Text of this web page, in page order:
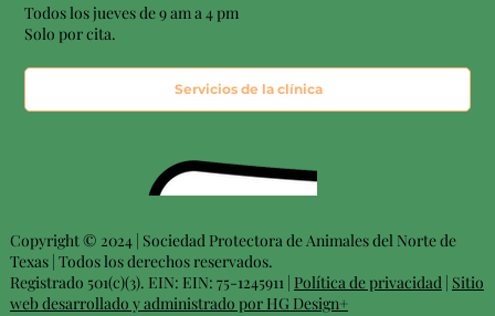
Todos los jueves de 9 am a 4 pm
Solo por cita.
Servicios de la clínica
Copyright © 2024 | Sociedad Protectora de Animales del Norte de
Texas | Todos los derechos reservados.
Registrado 501(c)(3). EIN: EIN: 75-1245911 | Política de privacidad| Sitio
web desarrollado y administrado por HG Design+